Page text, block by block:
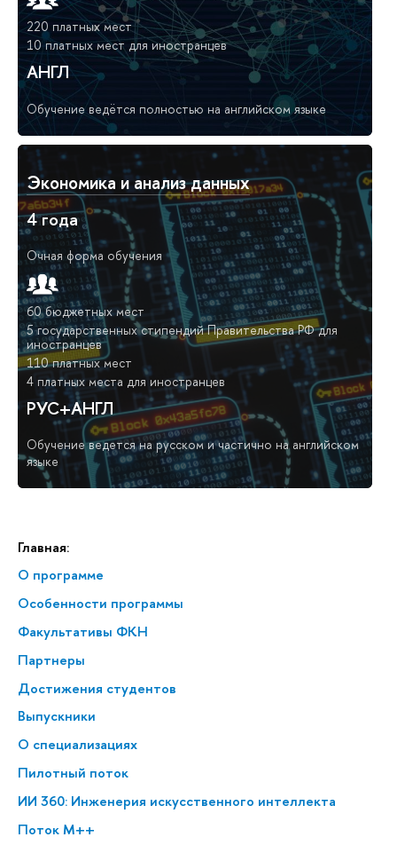
Главная:
О программе
Особенности программы
Факультативы ФКН
Партнеры
Достижения студентов
Выпускники
О специализациях
Пилотный поток
ИИ 360: Инженерия искусственного интеллекта
Поток М++
220 платных мест
10 платных мест для иностранцев
АНГЛ
Обучение ведётся полностью на английском языке
Экономика и анализ данных
4 года
Очная форма обучения
60 бюджетных мест
5 государственных стипендий Правительства РФ для
иностранцев
110 платных мест
4 платных места для иностранцев
РУС+АНГЛ
Обучение ведется на русском и частично на английском
языке